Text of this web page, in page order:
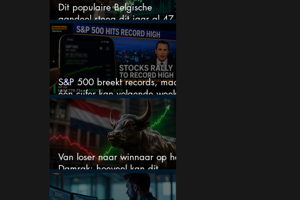
Dit populaire Belgische
aandeel steeg dit jaar al 47
procent: is er ruimte voor
meer?
S&P 500 breekt records, maar
één cijfer kan volgende week
alles veranderen
Van loser naar winnaar op het
Damrak: hoeveel kan dit
Nederlandse aandeel nog
stijgen?